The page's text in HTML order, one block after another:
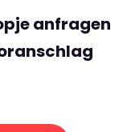
anfragen